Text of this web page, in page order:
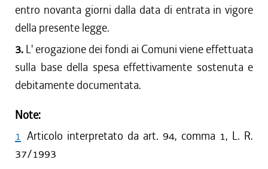
entro novanta giorni dalla data di entrata in vigore
della presente legge.
3. L' erogazione dei fondi ai Comuni viene effettuata
sulla base della spesa effettivamente sostenuta e
debitamente documentata.
Note:
1 Articolo interpretato da art. 94, comma 1, L. R.
37/1993